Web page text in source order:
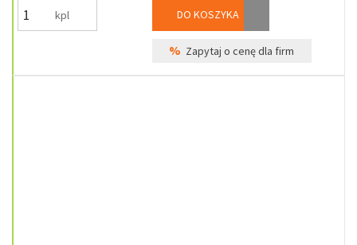
kpl DO KOSZYKA
% Zapytaj o cenę dla firm